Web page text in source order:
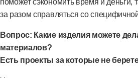
поможет сэкономить время и деньги,
за разом справляться со
Вопрос: Какие изделия можете
материалов?
Есть проекты за которые не